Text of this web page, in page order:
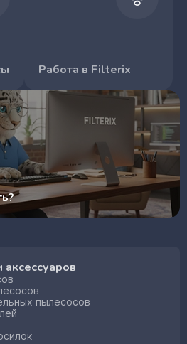
Работа в Filterix
аксессуаров
пылесосов